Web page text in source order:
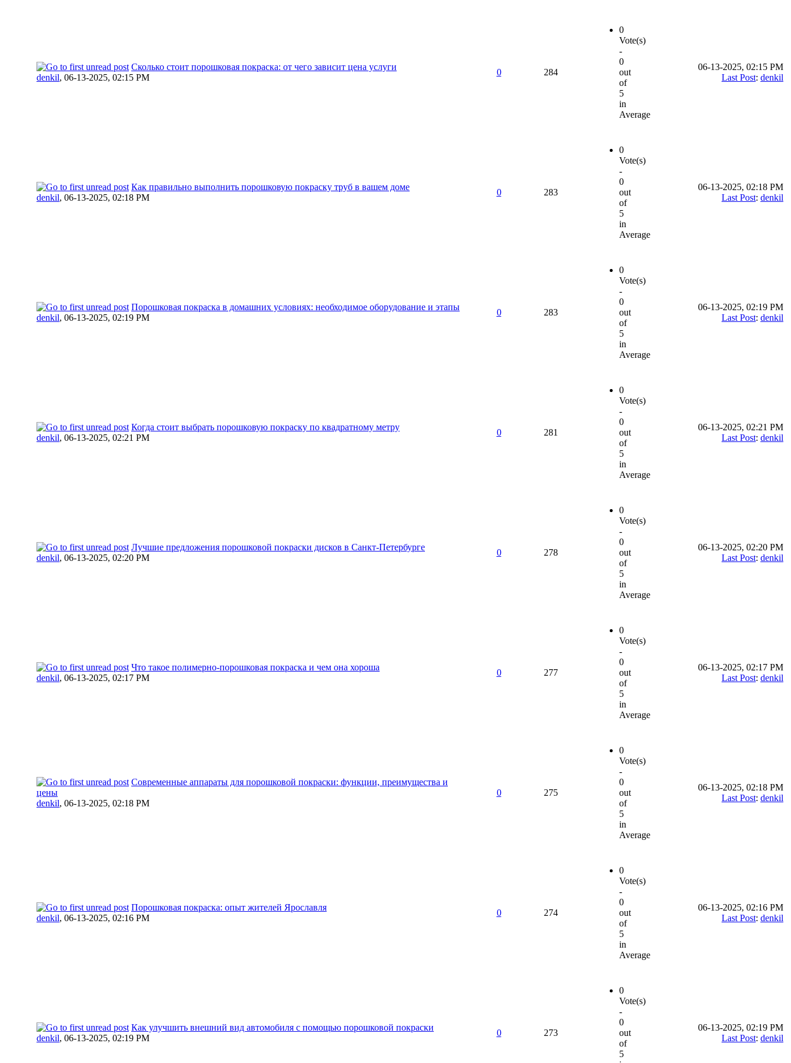
Сколько стоит порошковая покраска: от чего зависит цена услуги
denkil, 06-13-2025, 02:15 PM
0 284
0
Vote(s)
-
0
out
of
5
in
Average
06-13-2025, 02:15 PM
Last Post: denkil
Как правильно выполнить порошковую покраску труб в вашем доме
denkil, 06-13-2025, 02:18 PM
0 283
0
Vote(s)
-
0
out
of
5
in
Average
06-13-2025, 02:18 PM
Last Post: denkil
Порошковая покраска в домашних условиях: необходимое оборудование и этапы
denkil, 06-13-2025, 02:19 PM
0 283
0
Vote(s)
-
0
out
of
5
in
Average
06-13-2025, 02:19 PM
Last Post: denkil
Когда стоит выбрать порошковую покраску по квадратному метру
denkil, 06-13-2025, 02:21 PM
0 281
0
Vote(s)
-
0
out
of
5
in
Average
06-13-2025, 02:21 PM
Last Post: denkil
Лучшие предложения порошковой покраски дисков в Санкт-Петербурге
denkil, 06-13-2025, 02:20 PM
0 278
0
Vote(s)
-
0
out
of
5
in
Average
06-13-2025, 02:20 PM
Last Post: denkil
Что такое полимерно-порошковая покраска и чем она хороша
denkil, 06-13-2025, 02:17 PM
0 277
0
Vote(s)
-
0
out
of
5
in
Average
06-13-2025, 02:17 PM
Last Post: denkil
Современные аппараты для порошковой покраски: функции, преимущества и
цены
denkil, 06-13-2025, 02:18 PM
0 275
0
Vote(s)
-
0
out
of
5
in
Average
06-13-2025, 02:18 PM
Last Post: denkil
Порошковая покраска: опыт жителей Ярославля
denkil, 06-13-2025, 02:16 PM
0 274
0
Vote(s)
-
0
out
of
5
in
Average
06-13-2025, 02:16 PM
Last Post: denkil
Как улучшить внешний вид автомобиля с помощью порошковой покраски
denkil, 06-13-2025, 02:19 PM
0 273
0
Vote(s)
-
0
out
of
5
06-13-2025, 02:19 PM
Last Post: denkil